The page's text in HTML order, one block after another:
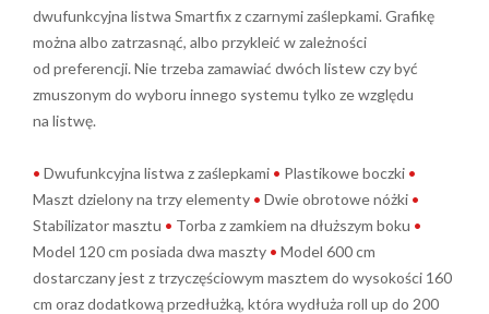
dwufunkcyjna listwa Smartfix z czarnymi zaślepkami. Grafikę
można albo zatrzasnąć, albo przykleić w zależności
od preferencji. Nie trzeba zamawiać dwóch listew czy być
zmuszonym do wyboru innego systemu tylko ze względu
na listwę.
• Dwufunkcyjna listwa z zaślepkami • Plastikowe boczki •
Maszt dzielony na trzy elementy • Dwie obrotowe nóżki •
Stabilizator masztu • Torba z zamkiem na dłuższym boku •
Model 120 cm posiada dwa maszty • Model 600 cm
dostarczany jest z trzyczęściowym masztem do wysokości 160
cm oraz dodatkową przedłużką, która wydłuża roll up do 200